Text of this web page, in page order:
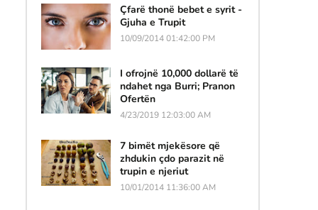
Çfarë thonë bebet e syrit -
Gjuha e Trupit
10/09/2014 01:42:00 PM
I ofrojnë 10,000 dollarë të
ndahet nga Burri; Pranon
Ofertën
4/23/2019 12:03:00 AM
7 bimët mjekësore që
zhdukin çdo parazit në
trupin e njeriut
10/01/2014 11:36:00 AM